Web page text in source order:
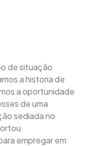
de situação
a historia de
a oportunidade
de uma
sediada no
empregar em